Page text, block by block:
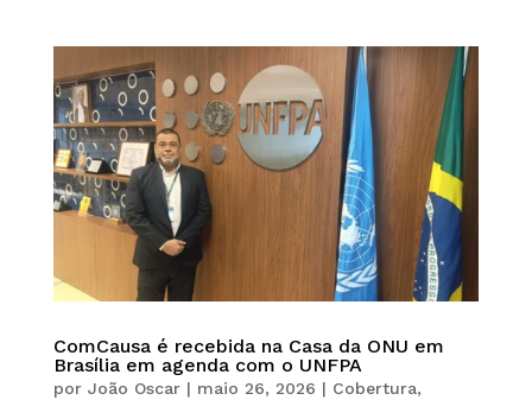
ComCausa é recebida na Casa da ONU em
Brasília em agenda com o UNFPA
por João Oscar| maio 26, 2026 | Cobertura,